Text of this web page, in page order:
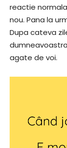
reactie
nou. Pana la
Dupa cateva
agate de voi.